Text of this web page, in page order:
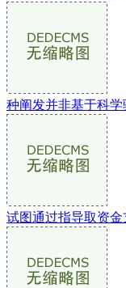
种阐发并非基于科学
试图通过指导取资金